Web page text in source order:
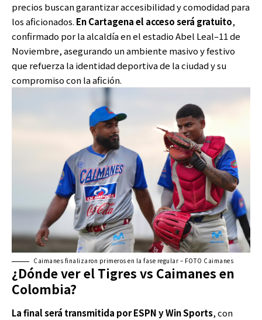
precios buscan garantizar accesibilidad y comodidad para
los aficionados. En Cartagena el acceso será gratuito,
confirmado por la alcaldía en el estadio Abel Leal–11 de
Noviembre, asegurando un ambiente masivo y festivo
que refuerza la identidad deportiva de la ciudad y su
compromiso con la afición.
Caimanes finalizaron primeros en la fase regular – FOTO Caimanes
¿Dónde ver el Tigres vs Caimanes en
Colombia?
La final será transmitida por ESPN y Win Sports, con